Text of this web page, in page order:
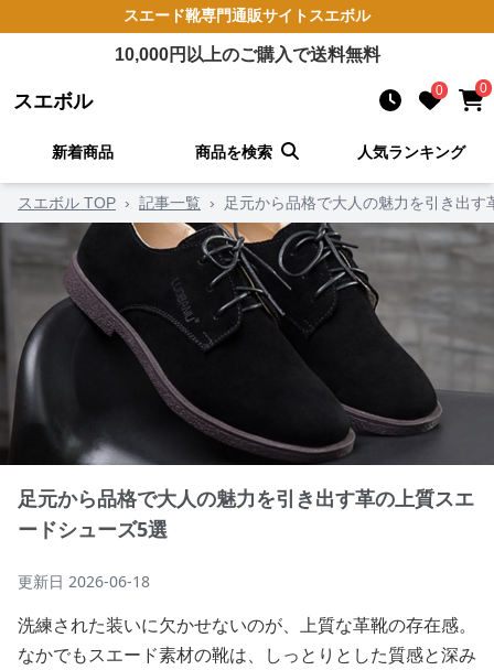
スエード靴専門通販サイト スエボル
10,000円以上のご購入で送料無料
スエボル 0 0
新着商品 商品を検索 人気ランキング
スエボル TOP › 記事一覧 › 足元から品格で大人の魅力を引き出
足元から品格で大人の魅力を引き出す革の上質スエ
ードシューズ5選
更新日 2026-06-18
洗練された装いに欠かせないのが、上質な革靴の存在感。
なかでもスエード素材の靴は、しっとりとした質感と深み